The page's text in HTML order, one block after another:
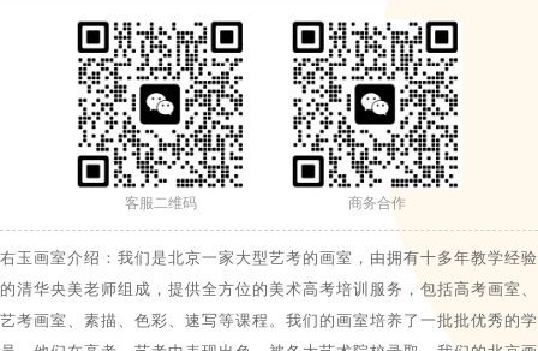
客服二维码 商务合作
右玉画室介绍：我们是北京一家大型艺考的画室，由拥有十多年教学经验
的清华央美老师组成，提供全方位的美术高考培训服务，包括高考画室、
艺考画室、素描、色彩、速写等课程。我们的画室培养了一批批优秀的学